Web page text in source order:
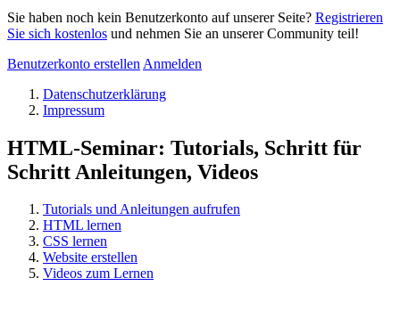
Sie haben noch kein Benutzerkonto auf unserer Seite? Registrieren
Sie sich kostenlos und nehmen Sie an unserer Community teil!
Benutzerkonto erstellen Anmelden
Datenschutzerklärung
Impressum
HTML-Seminar: Tutorials, Schritt für
Schritt Anleitungen, Videos
Tutorials und Anleitungen aufrufen
HTML lernen
CSS lernen
Website erstellen
Videos zum Lernen